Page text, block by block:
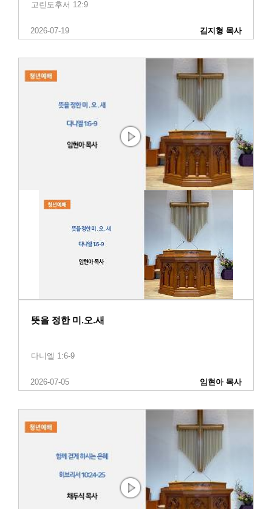
고린도후서 12:9
2026-07-19 김지형 목사
뜻을 정한 미.오.새
다니엘 1:6-9
2026-07-05 임현아 목사